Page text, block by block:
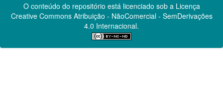
O conteúdo do repositório está licenciado sob a Licença
Creative CommonsAtribuição - NãoComercial - SemDerivações
4.0 Internacional.